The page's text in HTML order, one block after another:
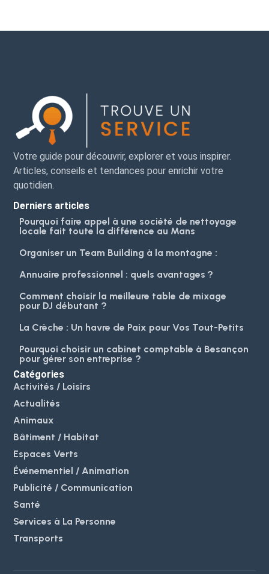
Votre guide pour découvrir, explorer et vous inspirer.
Articles, conseils et tendances pour enrichir votre
quotidien.
Derniers articles
Pourquoi faire appel à une société de nettoyage
locale fait toute la différence au Mans
Organiser un Team Building à la montagne :
Annuaire professionnel : quels avantages ?
Comment choisir la meilleure table de mixage
pour DJ débutant ?
La Crèche : Un havre de Paix pour Vos Tout-Petits
Pourquoi choisir un cabinet comptable à Besançon
pour gérer son entreprise ?
Catégories
Activités / Loisirs
Actualités
Animaux
Bâtiment / Habitat
Espaces Verts
Événementiel / Animation
Publicité / Communication
Santé
Services à La Personne
Transports